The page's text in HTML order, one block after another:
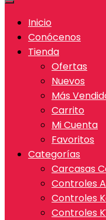
Inicio
Conócenos
Tienda
Ofertas
Nuevos
Más
Carrito
Mi Cuenta
Favoritos
Categorías
Carcasas
Controles
Controles
Controles